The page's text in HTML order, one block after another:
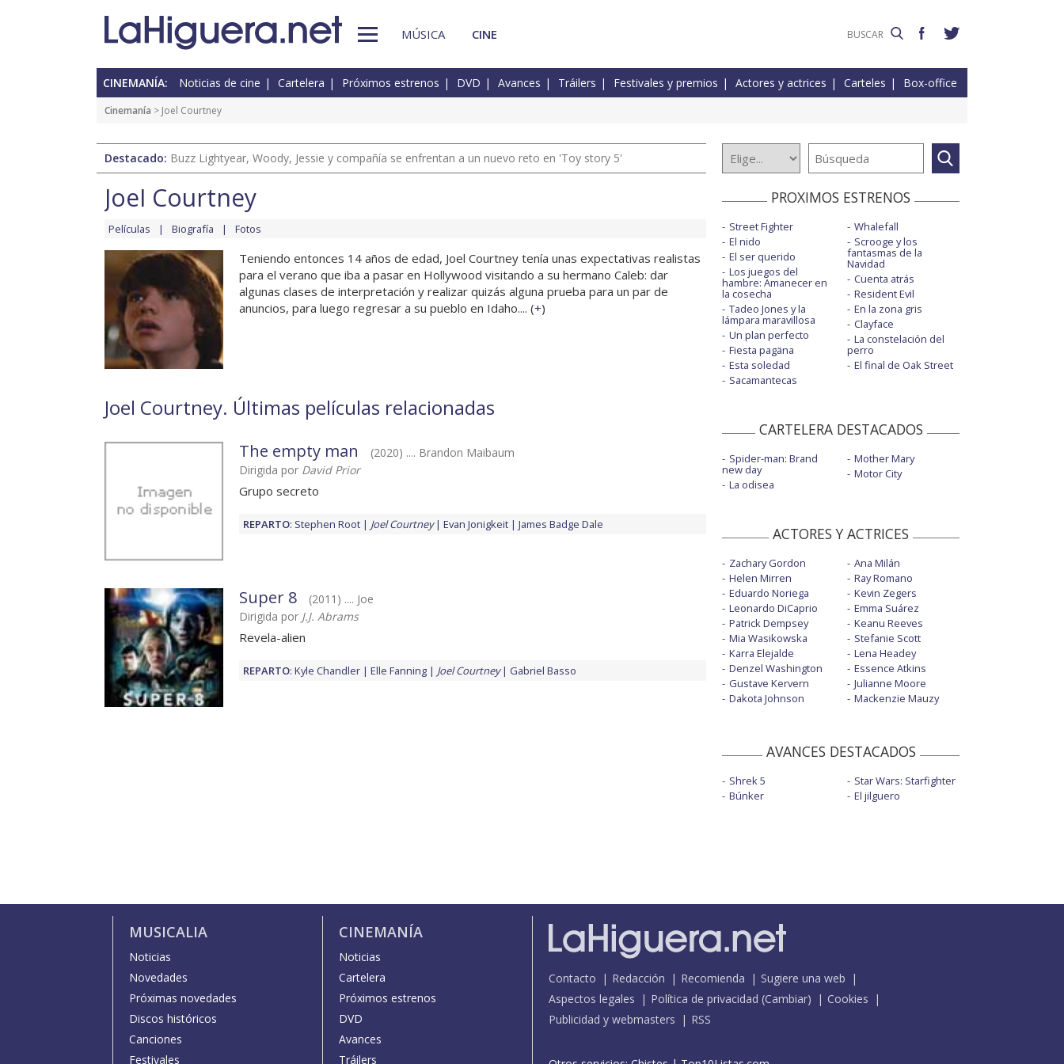
MÚSICA CINE
CINEMANÍA: Noticias de cine Cartelera Próximos estrenos DVD Avances Tráilers Festivales y premios Actores y actrices Carteles Box-office
Cinemanía > Joel Courtney
Destacado: Buzz Lightyear, Woody, Jessie y compañía se enfrentan a un nuevo reto en 'Toy story 5'
Joel Courtney
Películas Biografía Fotos
Teniendo entonces 14 años de edad, Joel Courtney tenía unas expectativas realistas
para el verano que iba a pasar en Hollywood visitando a su hermano Caleb: dar
algunas clases de interpretación y realizar quizás alguna prueba para un par de
anuncios, para luego regresar a su pueblo en Idaho.... (+)
Joel Courtney. Últimas películas relacionadas
The empty man
(2020) .... Brandon Maibaum
Dirigida por David Prior
Grupo secreto
REPARTO: Stephen Root Joel Courtney Evan Jonigkeit James Badge Dale
Super 8
(2011) .... Joe
Dirigida por J.J. Abrams
Revela-alien
REPARTO: Kyle Chandler Elle Fanning Joel Courtney Gabriel Basso
PROXIMOS ESTRENOS
Street Fighter
El nido
El ser querido
Los juegos del
hambre: Amanecer en
la cosecha
Tadeo Jones y la
lámpara maravillosa
Un plan perfecto
Fiesta pagäna
Esta soledad
Sacamantecas
Whalefall
Scrooge y los
fantasmas de la
Navidad
Cuenta atrás
Resident Evil
En la zona gris
Clayface
La constelación del
perro
El final de Oak Street
CARTELERA DESTACADOS
Spider-man: Brand
new day
La odisea
Mother Mary
Motor City
ACTORES Y ACTRICES
Zachary Gordon
Helen Mirren
Eduardo Noriega
Leonardo DiCaprio
Patrick Dempsey
Mia Wasikowska
Karra Elejalde
Denzel Washington
Gustave Kervern
Dakota Johnson
Ana Milán
Ray Romano
Kevin Zegers
Emma Suárez
Keanu Reeves
Stefanie Scott
Lena Headey
Essence Atkins
Julianne Moore
Mackenzie Mauzy
AVANCES DESTACADOS
Shrek 5
Búnker
Star Wars: Starfighter
El jilguero
MUSICALIA
Noticias
Novedades
Próximas novedades
Discos históricos
Canciones
Festivales
CINEMANÍA
Noticias
Cartelera
Próximos estrenos
DVD
Avances
Tráilers
Contacto Redacción Recomienda
Sugiere una web
Aspectos legales
Política de privacidad (Cambiar)
Cookies
Publicidad y webmasters
RSS